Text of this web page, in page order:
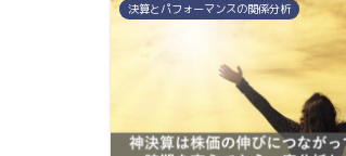
決算とパフォーマンスの関係分析